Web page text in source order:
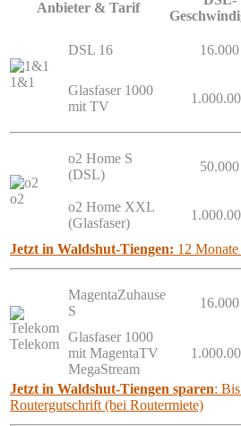
Anbieter & Tarif
1&1
DSL 16 16.000
Glasfaser 1000
mit TV
o2
o2 Home S
(DSL)
50.000
o2 Home XXL
(Glasfaser)
Jetzt in Waldshut-Tiengen: 12
Telekom
MagentaZuhause
S
16.000
Glasfaser 1000
mit MagentaTV
MegaStream
Jetzt in Waldshut-Tiengen sparen:
Routergutschrift (bei Routermiete)